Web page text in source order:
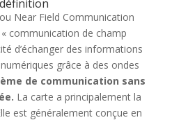
Near Field Communication
communication de champ
d’échanger des informations
grâce à des ondes
de communication sans
La carte a principalement la
est généralement conçue en